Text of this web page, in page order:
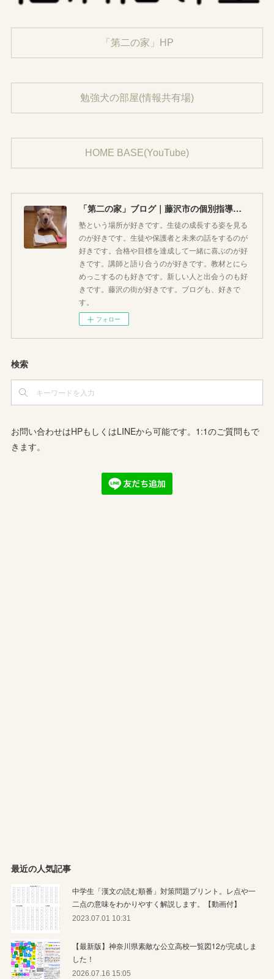
「第二の家」HP
勉強犬の部屋(情報共有場)
HOME BASE(YouTube)
「第二の家」ブログ｜藤沢市の個別指導塾のお話
塾という場所が好きです。生徒の成長する姿を見る
のが好きです。生徒や保護者と未来の話をするのが
好きです。合格や目標を達成して一緒に喜ぶのが好
きです。講師と語り合うのが好きです。教材とにら
めっこするのも好きです。新しい人と出会うのも好
きです。藤沢の街が好きです。ブログも、好きで
す。
フォロー
検索
お問い合わせはHPもしくはLINEから可能です。1:1のご質問もで
きます。
最近の人気記事
中学生「漢文の読む順番」対策問題プリント。レ点や一
二点の意味をわかりやすく解説します。【動画付】
2023.07.01 10:31
【最新版】神奈川県素敵な公立高校一覧図12が完成しま
した！
2026.07.16 15:05